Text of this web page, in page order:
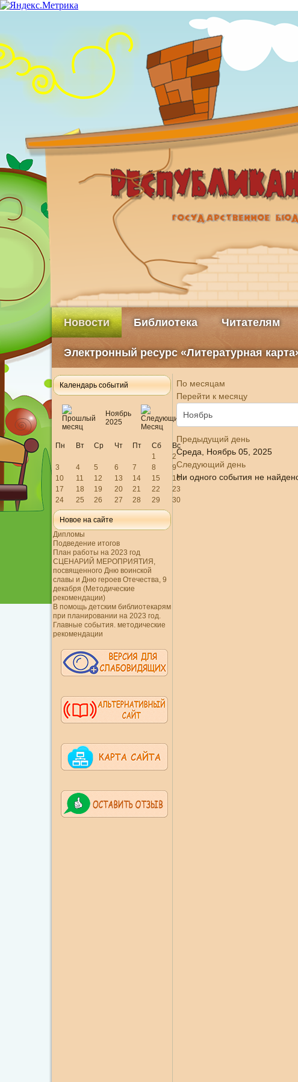
Новости Библиотека Читателям
Электронный ресурс «Литературная
Календарь событий
Ноябрь
2025
Пн Вт Ср Чт Пт Сб
Вс
1
2
3
4 5 6 7 8
9
10
11 12 13 14 15
16
17
18 19 20 21 22
23
24
25 26 27 28 29 30
Новое на сайте
Дипломы
Подведение итогов
План работы на 2023 год
СЦЕНАРИЙ МЕРОПРИЯТИЯ,
посвященного Дню воинской
славы и Дню героев Отечества, 9
декабря (Методические
рекомендации)
В помощь детским библиотекарям
при планировании на 2023 год.
Главные события. методические
рекомендации
По месяцам
Перейти к месяцу
Предыдущий день
Среда, Ноябрь 05, 2025
Следующий день
Ни одного события не